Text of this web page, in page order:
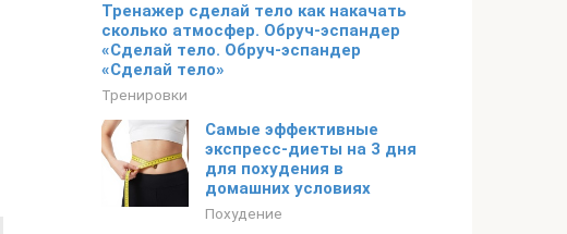
Тренажер сделай тело как накачать
сколько атмосфер. Обруч-эспандер
«Сделай тело. Обруч-эспандер
«Сделай тело»
Тренировки
Самые эффективные
экспресс-диеты на 3 дня
для похудения в
домашних условиях
Похудение